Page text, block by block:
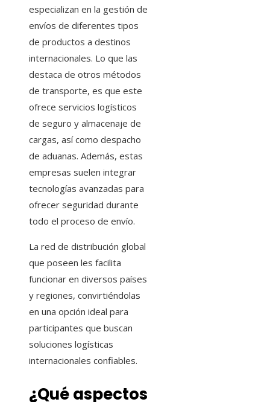
especializan en la gestión de
envíos de diferentes tipos
de productos a destinos
internacionales. Lo que las
destaca de otros métodos
de transporte, es que este
ofrece servicios logísticos
de seguro y almacenaje de
cargas, así como despacho
de aduanas. Además, estas
empresas suelen integrar
tecnologías avanzadas para
ofrecer seguridad durante
todo el proceso de envío.
La red de distribución global
que poseen les facilita
funcionar en diversos países
y regiones, convirtiéndolas
en una opción ideal para
participantes que buscan
soluciones logísticas
internacionales confiables.
¿Qué aspectos